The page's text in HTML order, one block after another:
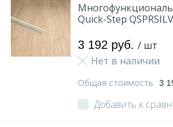
Quick-Step
3 192 руб. / шт
Нет в наличии
Общая стоимость 3
Добавить к